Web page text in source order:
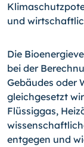
und
Die
bei der
Gebäudes oder
gleichgesetzt
Flüssiggas,
entgegen und